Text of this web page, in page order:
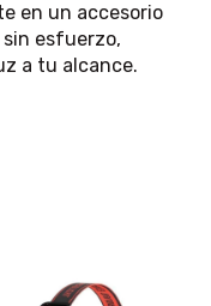
en un accesorio
esfuerzo,
a tu alcance.